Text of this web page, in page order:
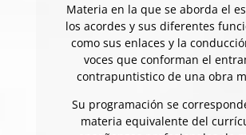
Materia en la que se aborda el
los acordes y sus diferentes
como sus enlaces y la
voces que conforman el
contrapuntistico de una obra
Su programación se
materia equivalente del